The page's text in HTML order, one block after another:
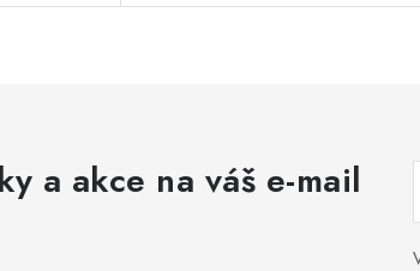
a akce na váš e-mail